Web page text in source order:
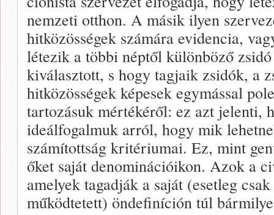
nemzeti otthon. A másik ilyen
hitközösségek számára evidencia,
létezik a többi néptől különböző
kiválasztott, s hogy tagjaik zsidók, a
hitközösségek képesek egymással
tartozásuk mértékéről: ez azt jelenti,
ideálfogalmuk arról, hogy mik
számítottság kritériumai. Ez, mint
őket saját denominációikon. Azok a
amelyek tagadják a saját (esetleg
működtetett) öndefiníción túl